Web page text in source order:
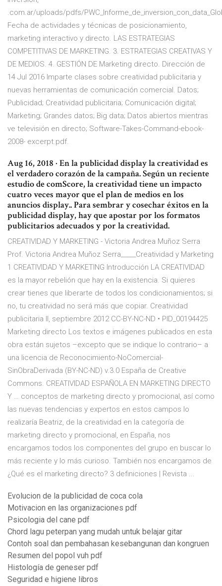
.com.ar/uploads/pdfs/
Fecha de actividades y técnicas de posicionamiento,
marketing interactivo y directo. LAS ESTRATEGIAS
COMPETITIVAS DE MARKETING. 3. ESTRATEGIAS CREATIVAS Y
DE MEDIOS. 4. GESTIÓN DE Marketing directo. Dirección de
14 Jul 2016 Imparte clases sobre creatividad publicitaria y
nuevas herramientas de comunicación comercial. Datos;
Publicidad; Creatividad publicitaria; Comunicación digital;
Marketing; Grandes datos; Big data; Datos abiertos mientras
ve televisión en directo; Software-Takes-Command-ebook-
2008- excerpt.pdf.
Aug 16, 2018 · En la publicidad display la creatividad es
el verdadero corazón de la campaña. Según un reciente
estudio de comScore, la creatividad tiene un impacto
cuatro veces mayor que el plan de medios en los
anuncios display.. Para sembrar y cosechar éxitos en la
publicidad display, hay que apostar por los formatos
publicitarios adecuados y por la creatividad.
CREATIVIDAD Y MARKETING - Victoria Andrea Muñoz Serra
Prof. Victoria Andrea Muñoz Serra_____Creatividad y Marketing
1 CREATIVIDAD Y MARKETING Introducción LA CREATIVIDAD
es la mayor rebelión que hay en la existencia. Si quieres
crear tienes que liberarte de todos los condicionamientos; si
no, tu creatividad no será más que copiar. Creatividad
publicitaria II, septiembre 2012 CC-BY-NC-ND • PID_00194425
Marketing directo Los textos e imágenes publicados en esta
obra están sujetos –excepto que se indique lo contrario– a
una licencia de Reconocimiento-NoComercial-
SinObraDerivada (BY-NC-ND) v.3.0 España de Creative
Commons. CREATIVIDAD ESPAÑOLA EN MARKETING DIRECTO
Y … conceptos de marketing directo y promocional, así como
las nuevas tendencias y expertos en estos campos lo
realizaría Beatriz, de la creatividad en la categoría de
marketing directo y promocional, en España, nos
encargamos todos los componentes del grupo en buscar lo
más reciente y lo más curioso. También nos encargamos de
¿Qué es el marketing directo? 3 definiciones | Revista ...
Evolucion de la publicidad de coca cola
Motivacion en las organizaciones pdf
Psicologia del cane pdf
Chord lagu peterpan yang mudah untuk belajar gitar
Contoh soal dan pembahasan kesebangunan dan kongruen
Resumen del popol vuh pdf
Histología de geneser pdf
Seguridad e higiene libros